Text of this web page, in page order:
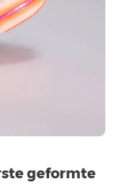
geformte